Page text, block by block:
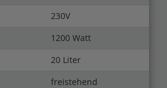
230V
1200 Watt
20 Liter
freistehend